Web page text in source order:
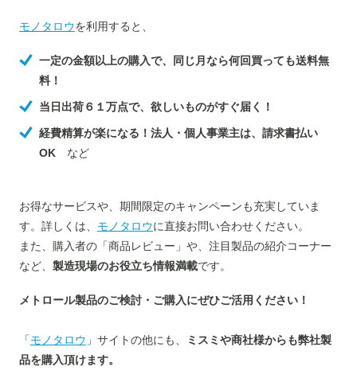
モノタロウを利用すると、
一定の金額以上の購入で、同じ月なら何回買っても送料無
料！
当日出荷６１万点で、欲しいものがすぐ届く！
経費精算が楽になる！法人・個人事業主は、請求書払い
OKなど
お得なサービスや、期間限定のキャンペーンも充実していま
す。詳しくは、 モノタロウに直接お問い合わせください。
また、購入者の「商品レビュー」や、注目製品の紹介コーナー
など、 製造現場のお役立ち情報満載です。
メトロール製品のご検討・ご購入にぜひご活用ください！
「モノタロウ 」サイトの他にも、
ミスミや商社様からも弊社製
品を購入頂けます。